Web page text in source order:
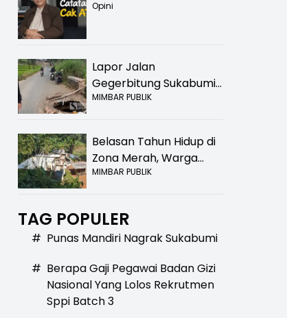
Opini
Lapor Jalan
Gegerbitung Sukabumi
Bolong! Bahaya Bagi
MIMBAR PUBLIK
Belasan Tahun Hidup di
Zona Merah, Warga
Kampung Nangewer
Relokasi
MIMBAR PUBLIK
TAG POPULER
# Punas Mandiri Nagrak Sukabumi
# Berapa Gaji Pegawai Badan Gizi
Nasional Yang Lolos Rekrutmen
Sppi Batch 3